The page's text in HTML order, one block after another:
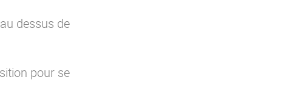
dessus de
pour se